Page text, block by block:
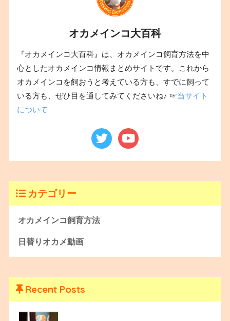
オカメインコ大百科
『オカメインコ大百科』は、オカメインコ飼育方法を中
心としたオカメインコ情報まとめサイトです。これから
オカメインコを飼おうと考えている方も、すでに飼って
いる方も、ぜひ目を通してみてくださいね♪ ☞当サイト
について
カテゴリー
オカメインコ飼育方法
日替りオカメ動画
Recent Posts